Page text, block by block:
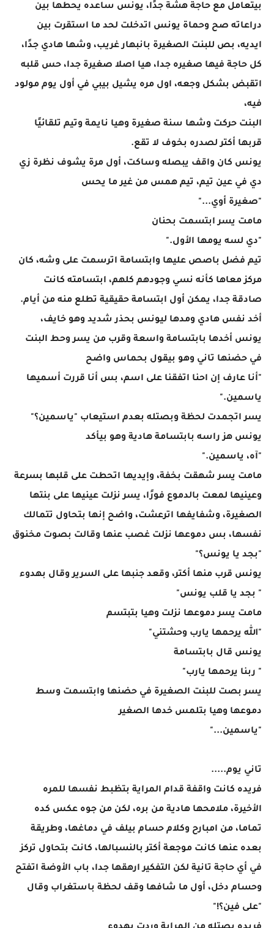
بيتعامل مع حاجة هشة جدًا، يونس ساعده يحطها بين
دراعاته صح وحماة يونس اتدخلت لحد ما استقرت بين
ايديه، بص للبنت الصغيرة بانبهار غريب، وشها هادي جدًا،
كل حاجة فيها صغيره جدا، هيا اصلا صغيرة جدا، حس قلبه
اتقبض بشكل وجعه، اول مره يشيل بيبي في أول يوم مولود
فيه،
البنت حركت وشها سنة صغيرة وهيا نايمة وتيم تلقائيًا
قربها أكتر لصدره بخوف لا تقع.
يونس كان واقف يبصله وساكت، أول مرة يشوف نظرة زي
دي في عين تيم، تيم همس من غير ما يحس
"صغيرة أوي..."
مامت يسر ابتسمت بحنان
"دي لسه يومها الأول."
تيم فضل باصص عليها وابتسامة اترسمت على وشه، كان
مركز معاها كأنه نسي وجودهم كلهم، ابتسامته كانت
صادقة جدا، يمكن أول ابتسامة حقيقية تطلع منه من أيام.
أخد نفس هادي ومدها ليونس بحذر شديد وهو خايف،
يونس أخدها بابتسامة واسعة وقرب من يسر وحط البنت
في حضنها تاني وهو بيقول بحماس واضح
"أنا عارف إن احنا اتفقنا على اسم، بس أنا قررت أسميها
ياسمين."
يسر اتجمدت لحظة وبصتله بعدم استيعاب "ياسمين؟"
يونس هز راسه بابتسامة هادية وهو بيأكد
"آه، ياسمين."
مامت يسر شهقت بخفة، وإيديها اتحطت على قلبها بسرعة
وعينيها لمعت بالدموع فورًا، يسر نزلت عينيها على بنتها
الصغيرة، وشفايفها اترعشت، واضح إنها بتحاول تتمالك
نفسها، بس دموعها نزلت غصب عنها وقالت بصوت مخنوق
"بجد يا يونس؟"
يونس قرب منها أكتر، وقعد جنبها على السرير وقال بهدوء
" بجد يا قلب يونس"
مامت يسر دموعها نزلت وهيا بتبتسم
"الله يرحمها يارب وحشتني"
يونس قال بابتسامة
" ربنا يرحمها يارب"
يسر بصت للبنت الصغيرة في حضنها وابتسمت وسط
دموعها وهيا بتلمس خدها الصغير
"ياسمين..."
تاني يوم.....
فريده كانت واقفة قدام المراية بتظبط نفسها للمره
الأخيرة، ملامحها هادية من بره، لكن من جوه عكس كده
تماما، من امبارح وكلام حسام بيلف في دماغها، وطريقة
بعده عنها كانت موجعة أكتر بالنسبالها، كانت بتحاول تركز
في أي حاجة تانية لكن التفكير ارهقها جدا، باب الأوضة اتفتح
وحسام دخل، أول ما شافها وقف لحظة باستغراب وقال
"على فين؟!"